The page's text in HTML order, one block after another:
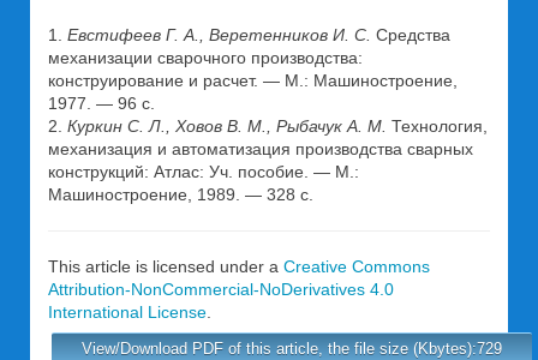
1. Евстифеев Г. А., Веретенников И. С. Средства
механизации сварочного производства:
конструирование и расчет. — М.: Машиностроение,
1977. — 96 с.
2. Куркин С. Л., Ховов В. М., Рыбачук А. М. Технология,
механизация и автоматизация производства сварных
конструкций: Атлас: Уч. пособие. — М.:
Машиностроение, 1989. — 328 с.
This article is licensed under a Creative Commons
Attribution-NonCommercial-NoDerivatives 4.0
International License
View/Download PDF of this article, the file size (Kbytes):729